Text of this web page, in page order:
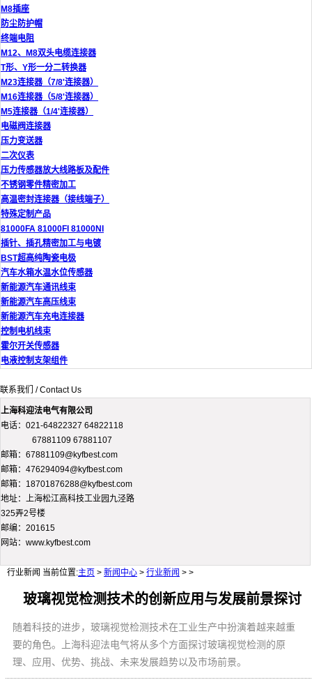
M8插座
防尘防护帽
终端电阻
M12、M8双头电缆连接器
T形、Y形一分二转换器
M23连接器（7/8'连接器）
M16连接器（5/8'连接器）
M5连接器（1/4'连接器）
电磁阀连接器
压力变送器
二次仪表
压力传感器放大线路板及配件
不锈钢零件精密加工
高温密封连接器（接线端子）
特殊定制产品
81000FA 81000FI 81000NI
插针、插孔精密加工与电镀
BST超高纯陶瓷电极
汽车水箱水温水位传感器
新能源汽车通讯线束
新能源汽车高压线束
新能源汽车充电连接器
控制电机线束
霍尔开关传感器
电液控制支架组件
联系我们 / Contact Us
上海科迎法电气有限公司
电话：021-64822327 64822118
67881109 67881107
邮箱：67881109@kyfbest.com
邮箱：476294094@kyfbest.com
邮箱：18701876288@kyfbest.com
地址：上海松江高科技工业园九泾路
325弄2号楼
邮编：201615
网站：www.kyfbest.com
行业新闻 当前位置:主页 > 新闻中心 > 行业新闻 > >
玻璃视觉检测技术的创新应用与发展前景探讨
随着科技的进步，玻璃视觉检测技术在工业生产中扮演着越来越重
要的角色。上海科迎法电气将从多个方面探讨玻璃视觉检测的原
理、应用、优势、挑战、未来发展趋势以及市场前景。